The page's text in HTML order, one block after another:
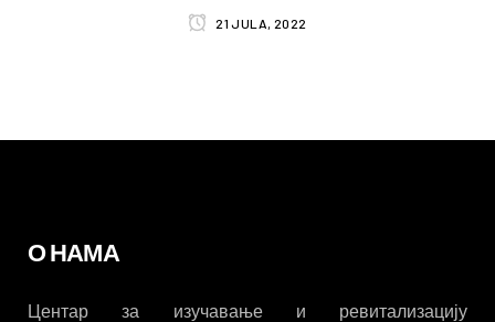
21 JULA, 2022
О НАМА
Центар за изучавање и ревитализацију